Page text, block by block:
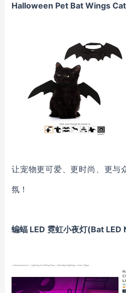
Halloween Pet Bat Wings
让宠物更可爱、更时尚、更与
氛！
蝙蝠 LED 霓虹小夜灯(Bat